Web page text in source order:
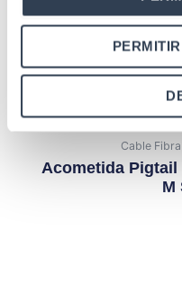
Cable
Acometida Pigtail
M